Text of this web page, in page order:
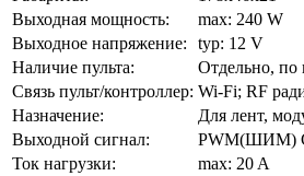
Выходная мощность:
max: 240 W
Выходное напряжение:
typ: 12 V
Наличие пульта:
Отдельно, по
Связь пульт/контроллер: Wi-Fi; RF
Назначение:
Для лент,
Выходной сигнал:
PWM(ШИМ)
Ток нагрузки:
max: 20 A